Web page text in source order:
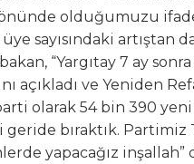
olduğumuzu ifade
sayısındaki artıştan
“Yargıtay 7 ay
açıkladı ve Yeniden
olarak 54 bin 390
geride bıraktık.
yapacağız inşallah”